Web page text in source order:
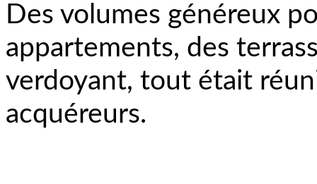
Des volumes généreux
appartements, des
verdoyant, tout était
acquéreurs.